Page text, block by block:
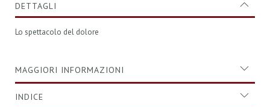
DETTAGLI
Lo spettacolo del dolore
MAGGIORI INFORMAZIONI
INDICE